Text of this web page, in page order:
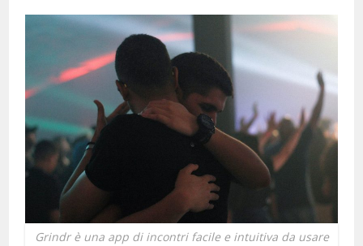
Grindr è una app di incontri facile e intuitiva da usare